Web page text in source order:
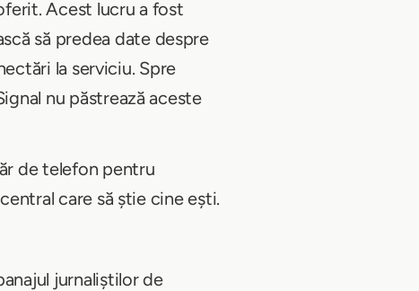
Acest lucru a fost
să predea date despre
la serviciu. Spre
nu păstrează aceste
de telefon pentru
care să știe cine ești.
jurnaliștilor de